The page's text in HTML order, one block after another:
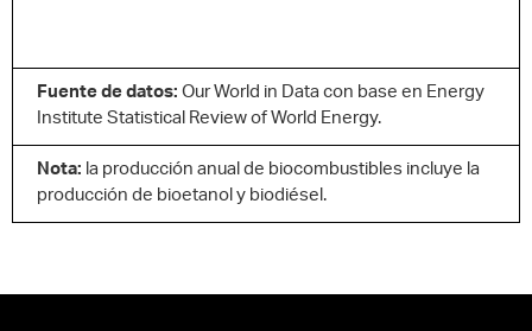
Fuente de datos: Our World in Data con base en Energy
Institute Statistical Review of World Energy.
Nota: la producción anual de biocombustibles incluye la
producción de bioetanol y biodiésel.